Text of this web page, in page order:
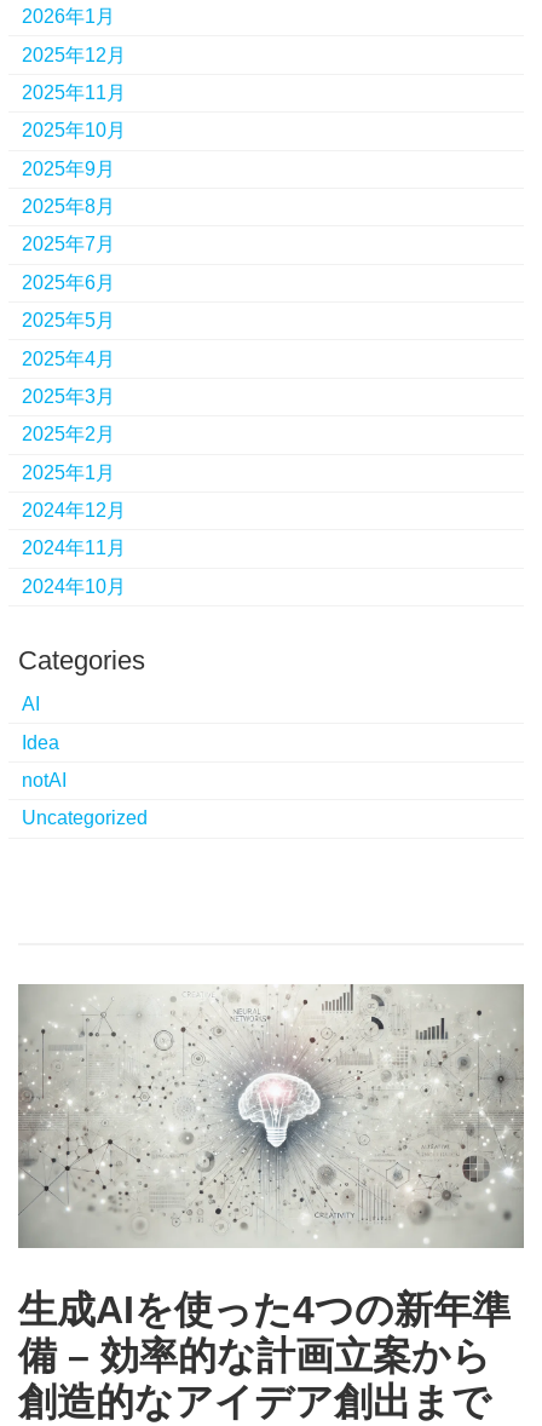
2026年1月
2025年12月
2025年11月
2025年10月
2025年9月
2025年8月
2025年7月
2025年6月
2025年5月
2025年4月
2025年3月
2025年2月
2025年1月
2024年12月
2024年11月
2024年10月
Categories
AI
Idea
notAI
Uncategorized
生成AIを使った4つの新年準
備 – 効率的な計画立案から
創造的なアイデア創出まで